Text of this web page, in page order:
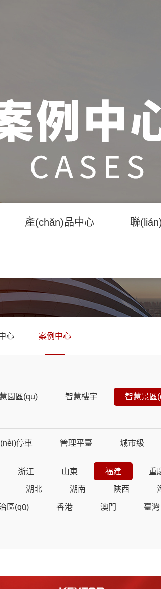
產(chǎn)品中心 聯
心 案例中心
園區(qū) 智慧樓宇 智慧景區
停車 管理平臺 城市級
浙江 山東 福建 重
湖北 湖南 陜西
區(qū) 香港 澳門 臺灣